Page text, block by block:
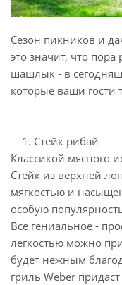
Сезон пикников и
это значит, что пора
шашлык - в
которые ваши гости
1. Стейк рибай
Классикой мясного
Стейк из верхней
мягкостью и
особую
Все гениальное -
легкостью можно
будет нежным
гриль Weber